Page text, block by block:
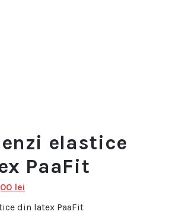
elastice
PaaFit
lei
din latex PaaFit